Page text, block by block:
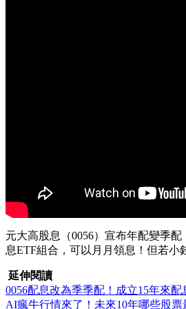
元大高股息（0056）宣布年配變季
息ETF組合，可以月月領息！但若小
延伸閱讀
0056配息改為季季配！成立15年來配
AI瘋牛行情來了！未來10年哪些股